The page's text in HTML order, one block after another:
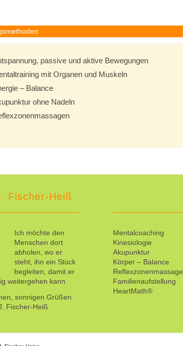
passive und aktive Bewegungen
mit Organen und Muskeln
– Balance
ohne Nadeln
Fischer-Heiß
Ich möchte den
Menschen dort
abholen, wo er
steht, ihn ein Stück
begleiten, damit er
weitergehen kann.
sonnigen Grüßen
Fischer-Heiß
Mentalcoaching
Kinesiologie
Akupunktur
Körper – Balance
Reflexzonenmassage
Familienaufstellung
HeartMath®